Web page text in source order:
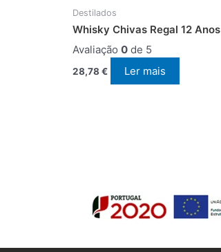
Destilados
Whisky Chivas Regal 12 Anos
Avaliação 0 de 5
28,78€ Ler mais